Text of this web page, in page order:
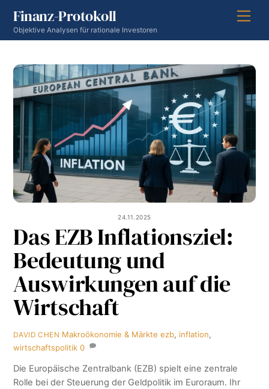
content
Finanz-Protokoll
Objektive Analysen für rationale Investoren
24.11.2025
Das EZB Inflationsziel:
Bedeutung und
Auswirkungen auf die
Wirtschaft
DAVID CHEN Makroökonomie & Märkte ezb, inflation,
wirtschaftspolitik 0
Die Europäische Zentralbank (EZB) spielt eine zentrale
Rolle bei der Steuerung der Geldpolitik im Euroraum. Ihr